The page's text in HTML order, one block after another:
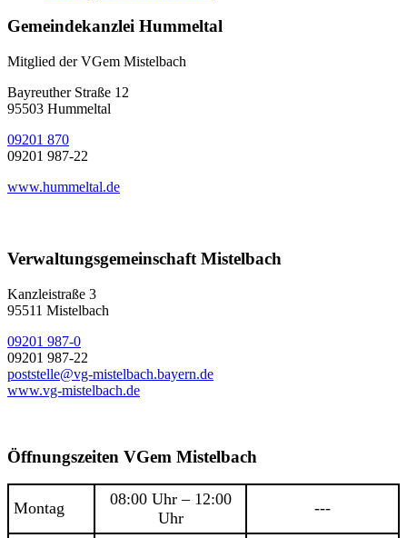
Gemeindekanzlei Hummeltal
Mitglied der VGem Mistelbach
Bayreuther Straße 12
95503 Hummeltal
09201 870
09201 987-22
www.hummeltal.de
Verwaltungsgemeinschaft Mistelbach
Kanzleistraße 3
95511 Mistelbach
09201 987-0
09201 987-22
poststelle@vg-mistelbach.bayern.de
www.vg-mistelbach.de
Öffnungszeiten VGem Mistelbach
Montag
08:00 Uhr – 12:00
Uhr
---